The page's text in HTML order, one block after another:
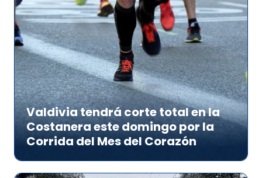
Valdivia tendrá corte total en la
Costanera este domingo por la
Corrida del Mes del Corazón